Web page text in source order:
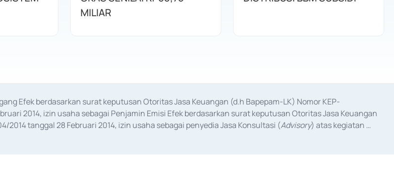
MILIAR
Efek berdasarkan surat keputusan Otoritas Jasa Keuangan (d.h Bapepam-LK) Nomor KEP-
2014, izin usaha sebagai Penjamin Emisi Efek berdasarkan surat keputusan Otoritas Jasa Keuangan
2014 tanggal 28 Februari 2014, izin usaha sebagai penyedia Jasa Konsultasi (Advisory) atas kegiatan